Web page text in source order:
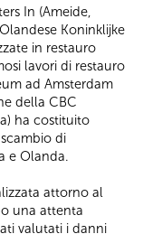
In (Ameide,
Koninklijke
in restauro
lavori di restauro
ad Amsterdam
della CBC
ha costituito
di
e Olanda.
attorno al
una attenta
valutati i danni